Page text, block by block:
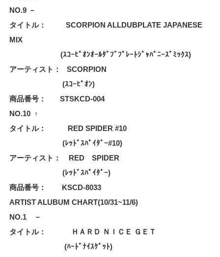
NO.9 －
タイトル： SCORPION ALLDUBPLATE JAPANESE
MIX
(ｽｺｰﾋﾟｵﾝｵｰﾙﾀﾞﾌﾞﾌﾟﾚｰﾄｼﾞｬﾊﾟﾆｰｽﾞﾐｯｸｽ)
アーティスト： SCORPION
(ｽｺｰﾋﾟｵﾝ)
商品番号： STSKCD-004
NO.10↑
タイトル： RED SPIDER #10
(ﾚｯﾄﾞｽﾊﾟｲﾀﾞｰ#10)
アーティスト： RED SPIDER
(ﾚｯﾄﾞｽﾊﾟｲﾀﾞｰ)
商品番号： KSCD-8033
ARTIST ALUBUM CHART(10/31~11/6)
NO.1 －
タイトル： ＨＡＲＤ ＮＩＣＥ ＧＥＴ
(ﾊｰﾄﾞﾅｲｽｹﾞｯﾄ)